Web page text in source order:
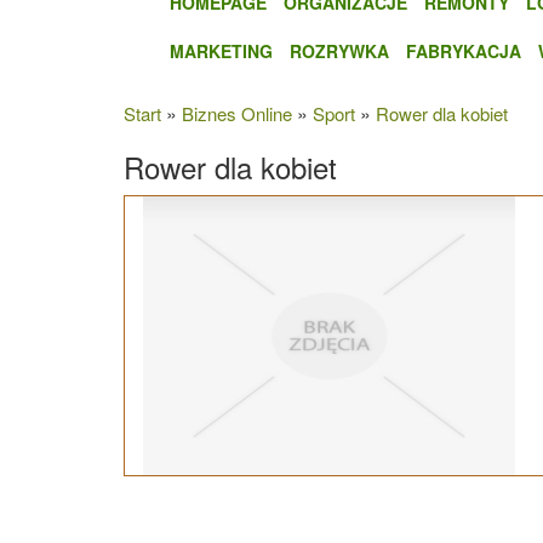
MARKETING
ROZRYWKA FABRYKACJA
Start » Biznes Online » Sport » Rower dla kobiet
Rower dla kobiet